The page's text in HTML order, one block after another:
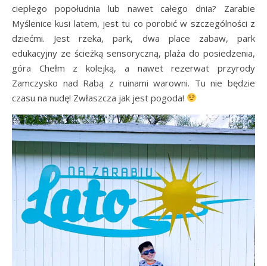
ciepłego popołudnia lub nawet całego dnia? Zarabie
Myślenice kusi latem, jest tu co porobić w szczególności z
dziećmi. Jest rzeka, park, dwa place zabaw, park
edukacyjny ze ścieżką sensoryczną, plaża do posiedzenia,
góra Chełm z kolejką, a nawet rezerwat przyrody
Zamczysko nad Rabą z ruinami warowni. Tu nie będzie
czasu na nudę! Zwłaszcza jak jest pogoda!